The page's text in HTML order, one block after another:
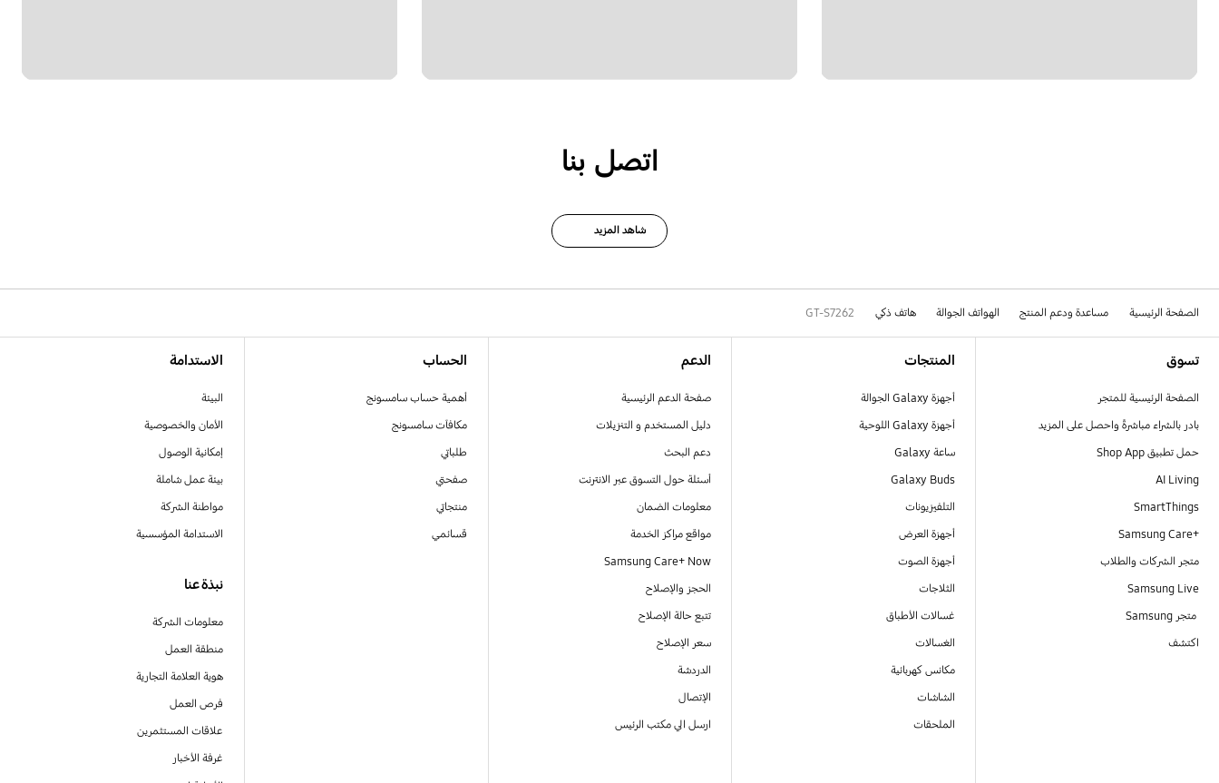
اتصل بنا
شاهد المزيد
الصفحة الرئيسية مساعدة ودعم المنتج الهواتف الجوالة هاتف ذكي GT-S7262
تسوق
الصفحة الرئيسية للمتجر
بادر بالشراء مباشرةً واحصل على المزيد
حمل تطبيق Shop App
AI Living
SmartThings
Samsung Care+‎
متجر الشركات والطلاب
Samsung Live
متجر Samsung
اكتشف
المنتجات
أجهزة Galaxy الجوالة
أجهزة Galaxy اللوحية
ساعة Galaxy
Galaxy Buds
التلفيزيونات
أجهزة العرض
أجهزة الصوت
الثلاجات
غسالات الأطباق
الغسالات
مكانس كهربائية
الشاشات
الملحقات
الدعم
صفحة الدعم الرئيسية
دليل المستخدم و التنزيلات
دعم البحث
أسئلة حول التسوق عبر الانترنت
معلومات الضمان
مواقع مراكز الخدمة
Samsung Care+ Now
الحجز والإصلاح
تتبع حالة الإصلاح
سعر الإصلاح
الدردشة
الإتصال
ارسل الي مكتب الرئيس
الحساب
أهمية حساب سامسونج
مكافآت سامسونج
طلباتي
صفحتي
منتجاتي
قسائمي
الاستدامة
البيئة
الأمان والخصوصية
إمكانية الوصول
بيئة عمل شاملة
مواطنة الشركة
الاستدامة المؤسسية
نبذة عنا
معلومات الشركة
منطقة العمل
هوية العلامة التجارية
فرص العمل
علاقات المستثمرين
غرفة الأخبار